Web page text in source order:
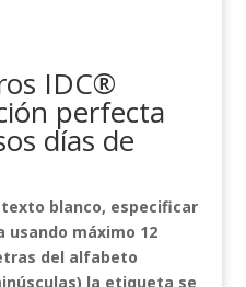
38,99€
IDC®
perfecta
días de
blanco, especificar
máximo 12
del alfabeto
la etiqueta se